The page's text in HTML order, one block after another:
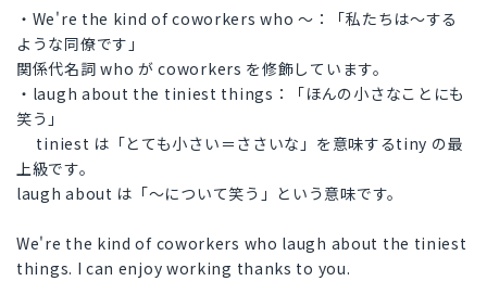
・We're the kind of coworkers who ～：「私たちは～する
ような同僚です」
関係代名詞 who が coworkers を修飾しています。
・laugh about the tiniest things：「ほんの小さなことにも
笑う」
tiniest は「とても小さい＝ささいな」を意味するtiny の最
上級です。
laugh about は「～について笑う」という意味です。
We're the kind of coworkers who laugh about the tiniest
things. I can enjoy working thanks to you.